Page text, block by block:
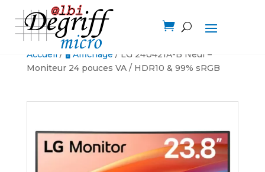

Accueil/ 🖥️ Affichage / LG 24U421A-B Neuf –
Moniteur 24 pouces VA / HDR10 & 99% sRGB